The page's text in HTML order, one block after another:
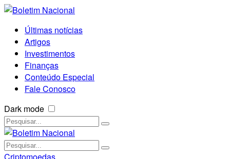
Últimas notícias
Artigos
Investimentos
Finanças
Conteúdo Especial
Fale Conosco
Dark mode